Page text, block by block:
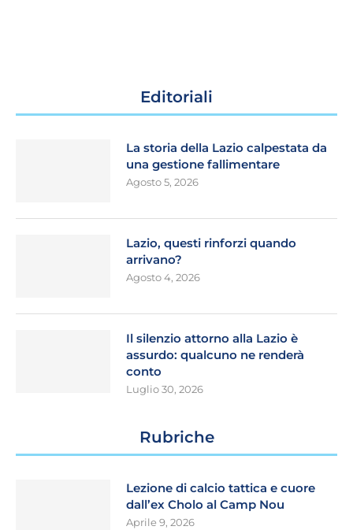
Editoriali
La storia della Lazio calpestata da
una gestione fallimentare
Agosto 5, 2026
Lazio, questi rinforzi quando
arrivano?
Agosto 4, 2026
Il silenzio attorno alla Lazio è
assurdo: qualcuno ne renderà
conto
Luglio 30, 2026
Rubriche
Lezione di calcio tattica e cuore
dall’ex Cholo al Camp Nou
Aprile 9, 2026